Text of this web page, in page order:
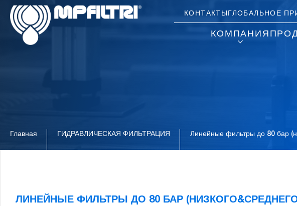
Skip
main
content
Skip
footer
КОНТАКТЫГЛОБАЛЬНОЕ
КОМПАНИЯ
Главная ГИДРАВЛИЧЕСКАЯ ФИЛЬТРАЦИЯ Линейные фильтры до 80 бар
ЛИНЕЙНЫЕ ФИЛЬТРЫ ДО 80 БАР